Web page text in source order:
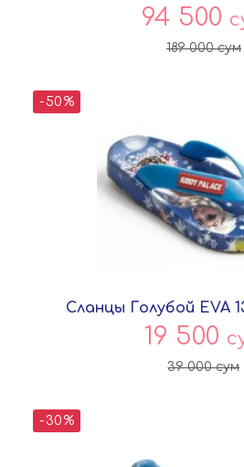
94 500
189 000сум
-50%
Сланцы Голубой EVA
19 500
39 000сум
-30%